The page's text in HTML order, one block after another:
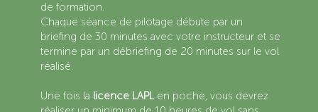
de formation.
Chaque séance de pilotage débute par un
briefing de 30 minutes avec votre instructeur et se
termine par un débriefing de 20 minutes sur le vol
réalisé.
Une fois la licence LAPLen poche, vous devrez